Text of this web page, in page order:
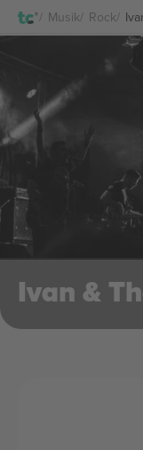
Musik Rock
Ivan &